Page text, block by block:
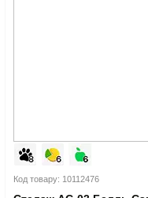
Код товару: 10112476